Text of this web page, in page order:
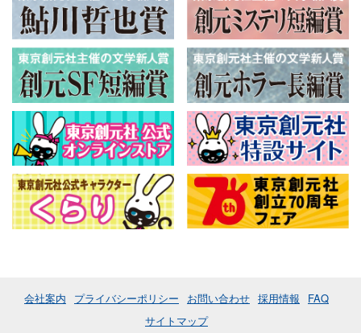
会社案内 プライバシーポリシー お問い合わせ 採用情報
FAQ
サイトマップ